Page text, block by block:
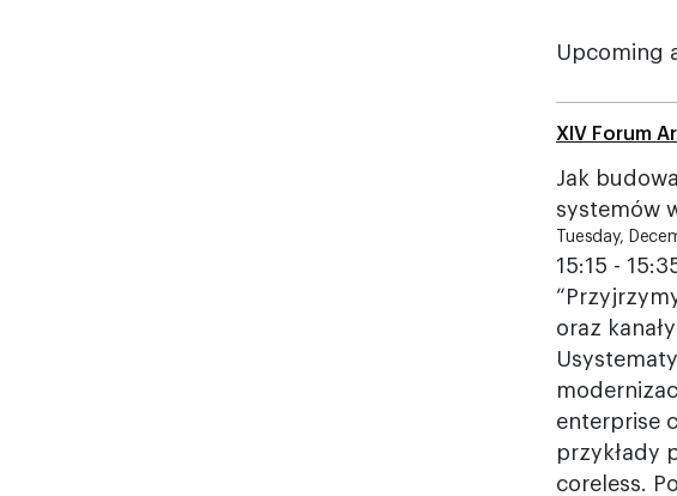
Upcoming
XIV Forum
Jak
systemów
Tuesday,
15:15 -
oraz
enterprise
przykłady
coreless.